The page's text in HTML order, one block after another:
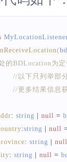
(
的BDLocation为
//以下只列举部
//更多结果信息
: string | null =
:string | null
: string | null
: string | null =